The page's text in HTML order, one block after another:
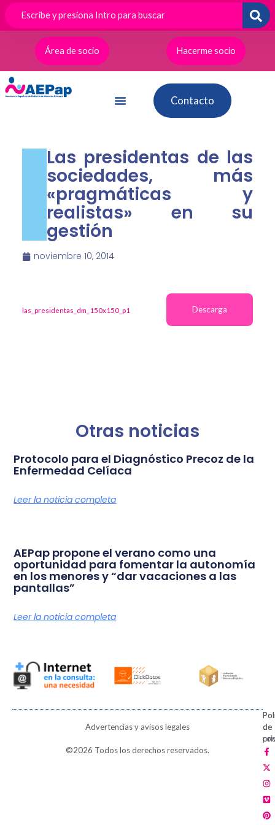
contenido
Área de socio
Hacerme socio
Contacto
Las presidentas de las
sociedades, más
«pragmáticas y
realistas» en su
gestión
noviembre 10, 2014
las_presidentas_dm_150x150_p1 Descarga
Otras noticias
Protocolo para el Diagnóstico Precoz de la
Enfermedad Celíaca
Leer la noticia completa
AEPap propone el verano como una
oportunidad para fomentar la autonomía
en los menores y “dar vacaciones a las
pantallas”
Leer la noticia completa
Advertencias y avisos legales
de
de
©2026 Todos los derechos reservados.
F
a
c
e
b
o
o
k
-
f
X
-
t
w
i
t
t
e
r
I
n
s
t
a
g
r
a
m
V
i
m
e
o
P
i
n
t
e
r
e
s
t